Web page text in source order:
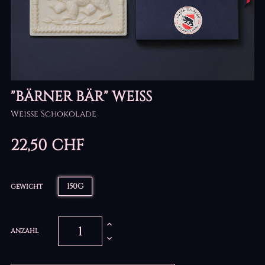
"BÄRNER BÄR" WEISS
Weisse Schokolade
22,50 CHF
GEWICHT 150G
ANZAHL